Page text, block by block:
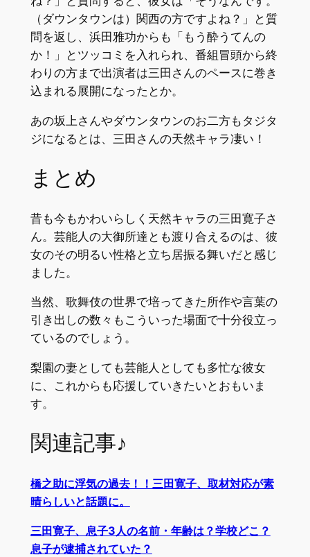
（ダウンタウンは）関西の方ですよね？」と質
問を返し、浜田雅功からも「もう酔うてんの
か！」とツッコミを入れられ、番組冒頭から終
わりの方まで出演者は三田さんのペースに巻き
込まれる展開になったとか。
あの坂上さんやダウンタウンのお二方もタジタ
ジになるとは、三田さんの天然キャラ凄い！
まとめ
昔も今もかわいらしく天然キャラの三田寛子さ
ん。芸能人の大御所達とも渡り合えるのは、彼
女のその明るい性格と立ち居振る舞いだと感じ
ました。
当然、歌舞伎の世界で培ってきた所作や言葉の
引き出しの数々もこういった場面で十分役立っ
ているのでしょう。
梨園の妻としても芸能人としても多忙な彼女
に、これからも応援していきたいとおもいま
す。
関連記事♪
橋之助に浮気の過去！！三田寛子、取材対応が素
晴らしいと話題に。
三田寛子、息子3人の名前・年齢は？学校どこ？
息子が逮捕されていた？